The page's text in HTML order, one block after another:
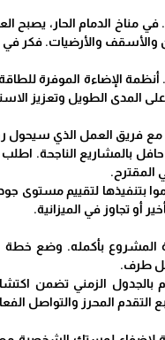
في مناخ الدمام الحار،
والأرضيات. فكر في
الإضاءة الموفرة
المدى الطويل وتعزيز
فريق العمل الذي سيحول
بالمشاريع الناجحة.
المقترح.
لتقييم مستوى
تجاوز في الميزانية.
المشروع بأكمله. وضع
طرف.
بالجدول الزمني تضمن
التقدم المحرز والتواصل